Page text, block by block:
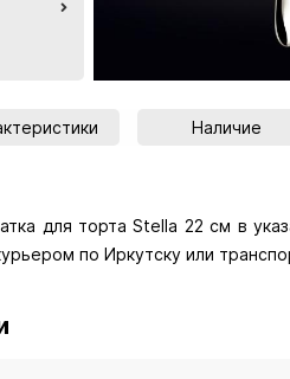
Наличие
для торта Stella 22 см в
по Иркутску или